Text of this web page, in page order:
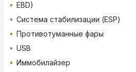
EBD)
Система стабилизации (ESP)
Противотуманные фары
USB
Иммобилайзер